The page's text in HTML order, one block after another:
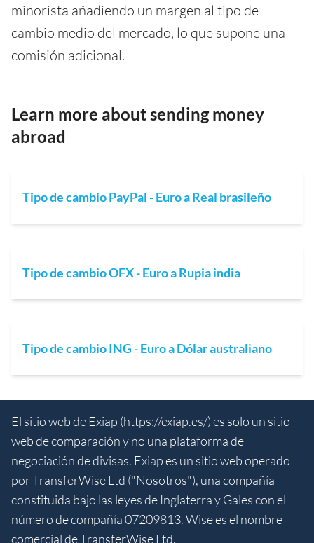
minorista añadiendo un margen al tipo de
cambio medio del mercado, lo que supone una
comisión adicional.
Learn more about sending money
abroad
Tipo de cambio PayPal - Euro a Real brasileño
Tipo de cambio OFX - Euro a Rupia india
Tipo de cambio ING - Euro a Dólar australiano
El sitio web de Exiap (https://exiap.es/) es solo un sitio
web de comparación y no una plataforma de
negociación de divisas. Exiap es un sitio web operado
por TransferWise Ltd ("Nosotros"), una compañía
constituida bajo las leyes de Inglaterra y Gales con el
número de compañía 07209813. Wise es el nombre
comercial de TransferWise Ltd.